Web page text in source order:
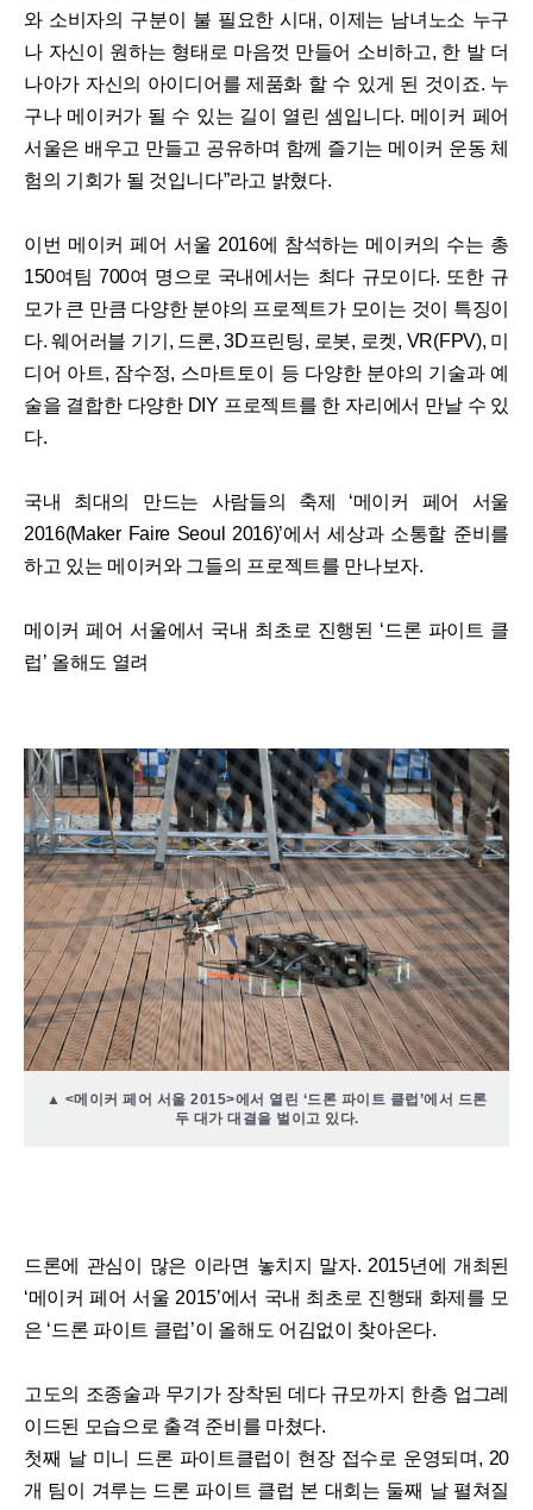
와 소비자의 구분이 불 필요한 시대, 이제는 남녀노소 누구
나 자신이 원하는 형태로 마음껏 만들어 소비하고, 한 발 더
나아가 자신의 아이디어를 제품화 할 수 있게 된 것이죠. 누
구나 메이커가 될 수 있는 길이 열린 셈입니다. 메이커 페어
서울은 배우고 만들고 공유하며 함께 즐기는 메이커 운동 체
험의 기회가 될 것입니다”라고 밝혔다.
이번 메이커 페어 서울 2016에 참석하는 메이커의 수는 총
150여팀 700여 명으로 국내에서는 최다 규모이다. 또한 규
모가 큰 만큼 다양한 분야의 프로젝트가 모이는 것이 특징이
다. 웨어러블 기기, 드론, 3D프린팅, 로봇, 로켓, VR(FPV), 미
디어 아트, 잠수정, 스마트토이 등 다양한 분야의 기술과 예
술을 결합한 다양한 DIY 프로젝트를 한 자리에서 만날 수 있
다.
국내 최대의 만드는 사람들의 축제 ‘메이커 페어 서울
2016(Maker Faire Seoul 2016)’에서 세상과 소통할 준비를
하고 있는 메이커와 그들의 프로젝트를 만나보자.
메이커 페어 서울에서 국내 최초로 진행된 ‘드론 파이트 클
럽’ 올해도 열려
▲ <메이커 페어 서울 2015>에서 열린 ‘드론 파이트 클럽’에서 드론
두 대가 대결을 벌이고 있다.
드론에 관심이 많은 이라면 놓치지 말자. 2015년에 개최된
‘메이커 페어 서울 2015’에서 국내 최초로 진행돼 화제를 모
은 ‘드론 파이트 클럽’이 올해도 어김없이 찾아온다.
고도의 조종술과 무기가 장착된 데다 규모까지 한층 업그레
이드된 모습으로 출격 준비를 마쳤다.
첫째 날 미니 드론 파이트클럽이 현장 접수로 운영되며, 20
개 팀이 겨루는 드론 파이트 클럽 본 대회는 둘째 날 펼쳐질